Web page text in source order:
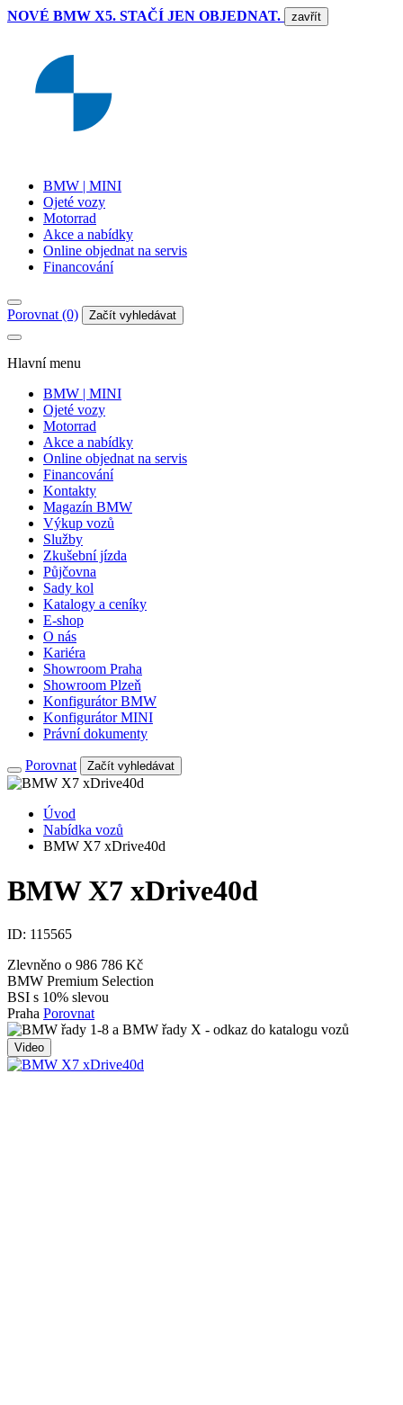
NOVÉ BMW X5. STAČÍ JEN OBJEDNAT. zavřít
BMW | MINI
Ojeté vozy
Motorrad
Akce a nabídky
Online objednat na servis
Financování
Porovnat (0) Začít vyhledávat
Hlavní menu
BMW | MINI
Ojeté vozy
Motorrad
Akce a nabídky
Online objednat na servis
Financování
Kontakty
Magazín BMW
Výkup vozů
Služby
Zkušební jízda
Půjčovna
Sady kol
Katalogy a ceníky
E-shop
O nás
Kariéra
Showroom Praha
Showroom Plzeň
Konfigurátor BMW
Konfigurátor MINI
Právní dokumenty
Porovnat Začít vyhledávat
Úvod
Nabídka vozů
BMW X7 xDrive40d
BMW X7 xDrive40d
ID: 115565
Zlevněno o 986 786 Kč
BMW Premium Selection
BSI s 10% slevou
Praha Porovnat
Video